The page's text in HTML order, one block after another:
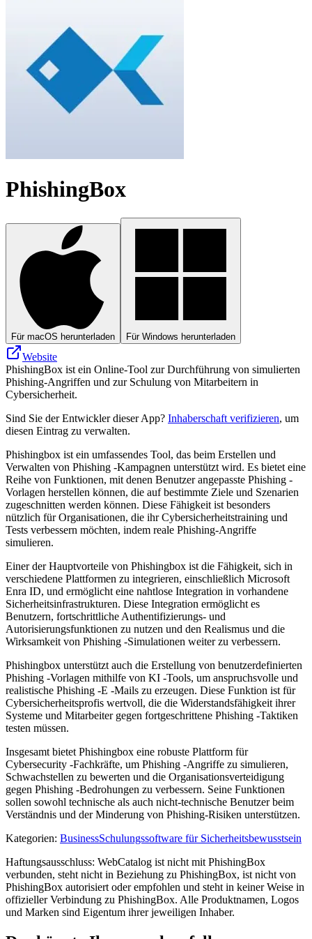
PhishingBox
Für macOS herunterladen Für Windows herunterladen
Website
PhishingBox ist ein Online-Tool zur Durchführung von simulierten
Phishing-Angriffen und zur Schulung von Mitarbeitern in
Cybersicherheit.
Sind Sie der Entwickler dieser App? Inhaberschaft verifizieren, um
diesen Eintrag zu verwalten.
Phishingbox ist ein umfassendes Tool, das beim Erstellen und
Verwalten von Phishing -Kampagnen unterstützt wird. Es bietet eine
Reihe von Funktionen, mit denen Benutzer angepasste Phishing -
Vorlagen herstellen können, die auf bestimmte Ziele und Szenarien
zugeschnitten werden können. Diese Fähigkeit ist besonders
nützlich für Organisationen, die ihr Cybersicherheitstraining und
Tests verbessern möchten, indem reale Phishing-Angriffe
simulieren.
Einer der Hauptvorteile von Phishingbox ist die Fähigkeit, sich in
verschiedene Plattformen zu integrieren, einschließlich Microsoft
Enra ID, und ermöglicht eine nahtlose Integration in vorhandene
Sicherheitsinfrastrukturen. Diese Integration ermöglicht es
Benutzern, fortschrittliche Authentifizierungs- und
Autorisierungsfunktionen zu nutzen und den Realismus und die
Wirksamkeit von Phishing -Simulationen weiter zu verbessern.
Phishingbox unterstützt auch die Erstellung von benutzerdefinierten
Phishing -Vorlagen mithilfe von KI -Tools, um anspruchsvolle und
realistische Phishing -E -Mails zu erzeugen. Diese Funktion ist für
Cybersicherheitsprofis wertvoll, die die Widerstandsfähigkeit ihrer
Systeme und Mitarbeiter gegen fortgeschrittene Phishing -Taktiken
testen müssen.
Insgesamt bietet Phishingbox eine robuste Plattform für
Cybersecurity -Fachkräfte, um Phishing -Angriffe zu simulieren,
Schwachstellen zu bewerten und die Organisationsverteidigung
gegen Phishing -Bedrohungen zu verbessern. Seine Funktionen
sollen sowohl technische als auch nicht-technische Benutzer beim
Verständnis und der Minderung von Phishing-Risiken unterstützen.
Kategorien: BusinessSchulungssoftware für Sicherheitsbewusstsein
Haftungsausschluss: WebCatalog ist nicht mit PhishingBox
verbunden, steht nicht in Beziehung zu PhishingBox, ist nicht von
PhishingBox autorisiert oder empfohlen und steht in keiner Weise in
offizieller Verbindung zu PhishingBox. Alle Produktnamen, Logos
und Marken sind Eigentum ihrer jeweiligen Inhaber.